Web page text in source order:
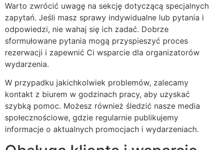
Warto zwrócić uwagę na sekcję dotyczącą specjalnych
zapytań. Jeśli masz sprawy indywidualne lub pytania i
odpowiedzi, nie wahaj się ich zadać. Dobrze
sformułowane pytania mogą przyspieszyć proces
rezerwacji i zapewnić Ci wsparcie dla organizatorów
wydarzenia.
W przypadku jakichkolwiek problemów, zalecamy
kontakt z biurem w godzinach pracy, aby uzyskać
szybką pomoc. Możesz również śledzić nasze media
społecznościowe, gdzie regularnie publikujemy
informacje o aktualnych promocjach i wydarzeniach.